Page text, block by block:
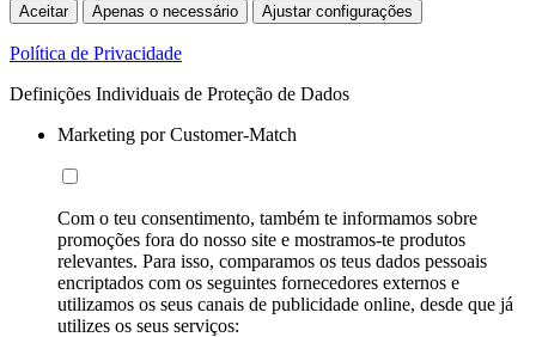
Aceitar Apenas o necessário Ajustar configurações
Política de Privacidade
Definições Individuais de Proteção de Dados
Marketing por Customer-Match
Com o teu consentimento, também te informamos sobre
promoções fora do nosso site e mostramos-te produtos
relevantes. Para isso, comparamos os teus dados pessoais
encriptados com os seguintes fornecedores externos e
utilizamos os seus canais de publicidade online, desde que já
utilizes os seus serviços: